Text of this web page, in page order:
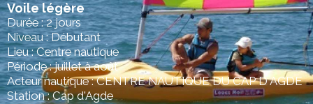
Voile légère
Durée : 2 jours
Niveau : Débutant
Lieu : Centre nautique
Période : juillet à août
Acteur nautique : CENTRE NAUTIQUE DU CAP D AGDE
Station : Cap d'Agde